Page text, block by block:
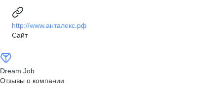
http://www.анталекс.рф
Сайт
Dream Job
Отзывы о компании